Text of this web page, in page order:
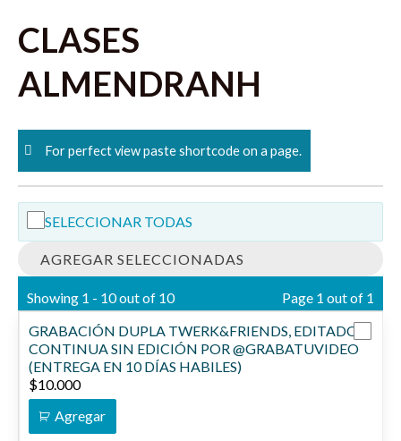
CLASES
ALMENDRANH
For perfect view paste shortcode on a page.
SELECCIONAR TODAS
AGREGAR SELECCIONADAS
Showing 1 - 10 out of 10
Page 1 out of 1
GRABACIÓN DUPLA TWERK&FRIENDS, EDITADO +
CONTINUA SIN EDICIÓN POR @GRABATUVIDEO
(ENTREGA EN 10 DÍAS HABILES)
$10.000
Agregar